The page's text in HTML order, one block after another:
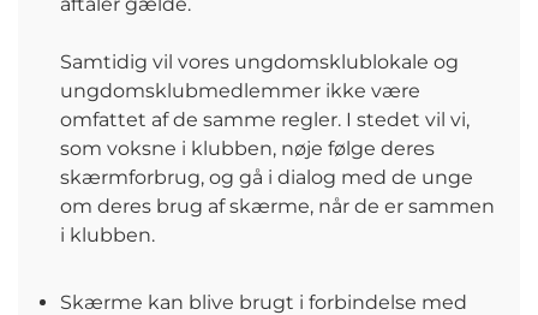
Samtidig vil vores ungdomsklublokale og
ungdomsklubmedlemmer ikke være
omfattet af de samme regler. I stedet vil vi,
som voksne i klubben, nøje følge deres
skærmforbrug, og gå i dialog med de unge
om deres brug af skærme, når de er sammen
i klubben.
Skærme kan blive brugt i forbindelse med